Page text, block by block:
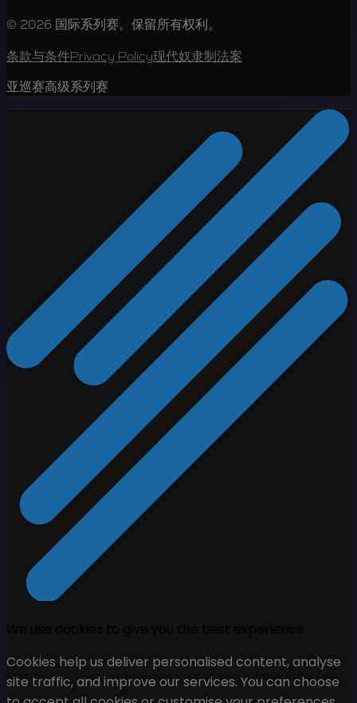
© 2026 国际系列赛。保留所有权利。
条款与条件Privacy Policy现代奴隶制法案
亚巡赛高级系列赛
Cookies help us deliver personalised content, analyse
site traffic, and improve our services. You can choose